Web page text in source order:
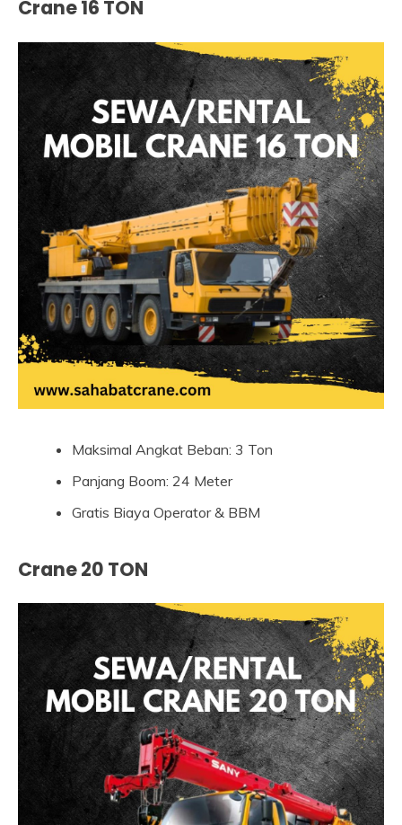
Crane 16 TON
Maksimal Angkat Beban: 3 Ton
Panjang Boom: 24 Meter
Gratis Biaya Operator & BBM
Crane 20 TON